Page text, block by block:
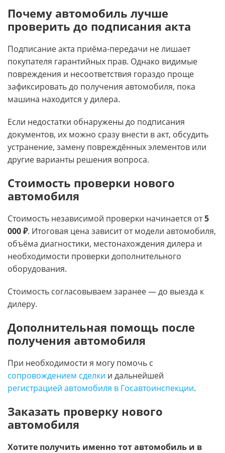
Почему автомобиль лучше
проверить до подписания акта
Подписание акта приёма-передачи не лишает
покупателя гарантийных прав. Однако видимые
повреждения и несоответствия гораздо проще
зафиксировать до получения автомобиля, пока
машина находится у дилера.
Если недостатки обнаружены до подписания
документов, их можно сразу внести в акт, обсудить
устранение, замену повреждённых элементов или
другие варианты решения вопроса.
Стоимость проверки нового
автомобиля
Стоимость независимой проверки начинается от5
000 ₽. Итоговая цена зависит от модели автомобиля,
объёма диагностики, местонахождения дилера и
необходимости проверки дополнительного
оборудования.
Стоимость согласовываем заранее — до выезда к
дилеру.
Дополнительная помощь после
получения автомобиля
При необходимости я могу помочь с
сопровождением сделки и дальнейшей
регистрацией автомобиля в Госавтоинспекции.
Заказать проверку нового
автомобиля
Хотите получить именно тот автомобиль и в